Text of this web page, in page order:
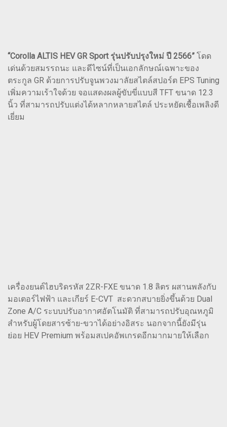
“Corolla ALTIS HEV GR Sport รุ่นปรับปรุงใหม่ ปี 2566” โดด
เด่นด้วยสมรรถนะ และดีไซน์ที่เป็นเอกลักษณ์เฉพาะของ
ตระกูล GR ด้วยการปรับจูนพวงมาลัยสไตล์สปอร์ต EPS Tuning
เพิ่มความเร้าใจด้วย จอแสดงผลผู้ขับขี่แบบสี TFT ขนาด 12.3
นิ้ว ที่สามารถปรับแต่งได้หลากหลายสไตล์ ประหยัดเชื้อเพลิงดี
เยี่ยม
เครื่องยนต์ไฮบริดรหัส 2ZR-FXE ขนาด 1.8 ลิตร ผสานพลังกับ
มอเตอร์ไฟฟ้า และเกียร์ E-CVT สะดวกสบายยิ่งขึ้นด้วย Dual
Zone A/C ระบบปรับอากาศอัตโนมัติ ที่สามารถปรับอุณหภูมิ
สำหรับผู้โดยสารซ้าย-ขวาได้อย่างอิสระ นอกจากนี้ยังมีรุ่น
ย่อย HEV Premium พร้อมสเปคอัพเกรดอีกมากมายให้เลือก